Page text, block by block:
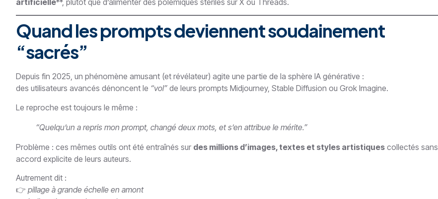
artificielle**, plutôt que d’alimenter des polémiques stériles sur X ou Threads.
Quand les prompts deviennent soudainement
“sacrés”
Depuis fin 2025, un phénomène amusant (et révélateur) agite une partie de la sphère IA générative :
des utilisateurs avancés dénoncent le “vol” de leurs prompts Midjourney, Stable Diffusion ou Grok Imagine.
Le reproche est toujours le même :
“Quelqu’un a repris mon prompt, changé deux mots, et s’en attribue le mérite.”
Problème : ces mêmes outils ont été entraînés sur des millions d’images, textes et styles artistiques collectés sans
accord explicite de leurs auteurs.
Autrement dit :
👉 pillage à grande échelle en amont